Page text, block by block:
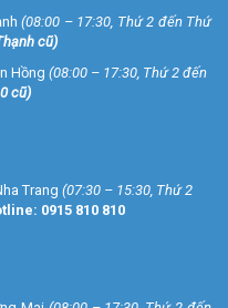
(08:00 – 17:30, Thứ 2 đến Thứ
cũ)
Hồng (08:00 – 17:30, Thứ 2 đến
cũ)
Trang (07:30 – 15:30, Thứ 2
0915 810 810